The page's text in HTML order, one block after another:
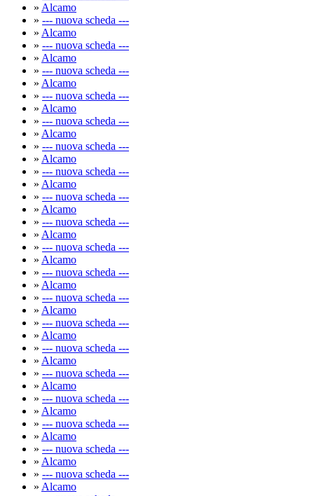
» Alcamo
» --- nuova scheda ---
» Alcamo
» --- nuova scheda ---
» Alcamo
» --- nuova scheda ---
» Alcamo
» --- nuova scheda ---
» Alcamo
» --- nuova scheda ---
» Alcamo
» --- nuova scheda ---
» Alcamo
» --- nuova scheda ---
» Alcamo
» --- nuova scheda ---
» Alcamo
» --- nuova scheda ---
» Alcamo
» --- nuova scheda ---
» Alcamo
» --- nuova scheda ---
» Alcamo
» --- nuova scheda ---
» Alcamo
» --- nuova scheda ---
» Alcamo
» --- nuova scheda ---
» Alcamo
» --- nuova scheda ---
» Alcamo
» --- nuova scheda ---
» Alcamo
» --- nuova scheda ---
» Alcamo
» --- nuova scheda ---
» Alcamo
» --- nuova scheda ---
» Alcamo